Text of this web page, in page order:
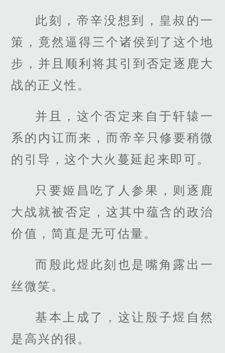
此刻，帝辛没想到，皇叔的一
策，竟然逼得三个诸侯到了这个地
步，并且顺利将其引到否定逐鹿大
战的正义性。
并且，这个否定来自于轩辕一
系的内讧而来，而帝辛只修要稍微
的引导，这个大火蔓延起来即可。
只要姬昌吃了人参果，则逐鹿
大战就被否定，这其中蕴含的政治
价值，简直是无可估量。
而殷此煜此刻也是嘴角露出一
丝微笑。
基本上成了，这让殷子煜自然
是高兴的很。